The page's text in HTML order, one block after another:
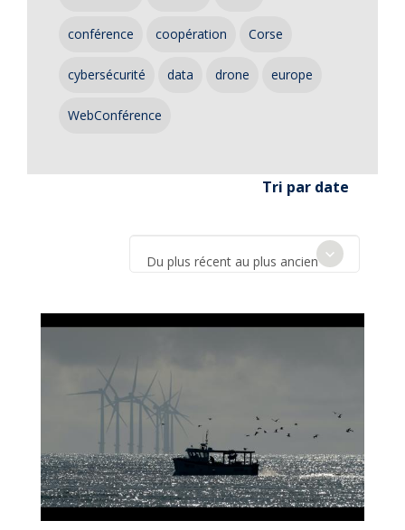
conférence coopération Corse
cybersécurité data drone europe
WebConférence
Tri par date
Du plus récent au plus ancien